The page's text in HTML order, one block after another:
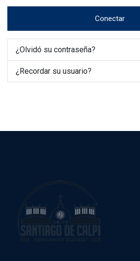
Conectar
¿Olvidó su contraseña?
¿Recordar su usuario?